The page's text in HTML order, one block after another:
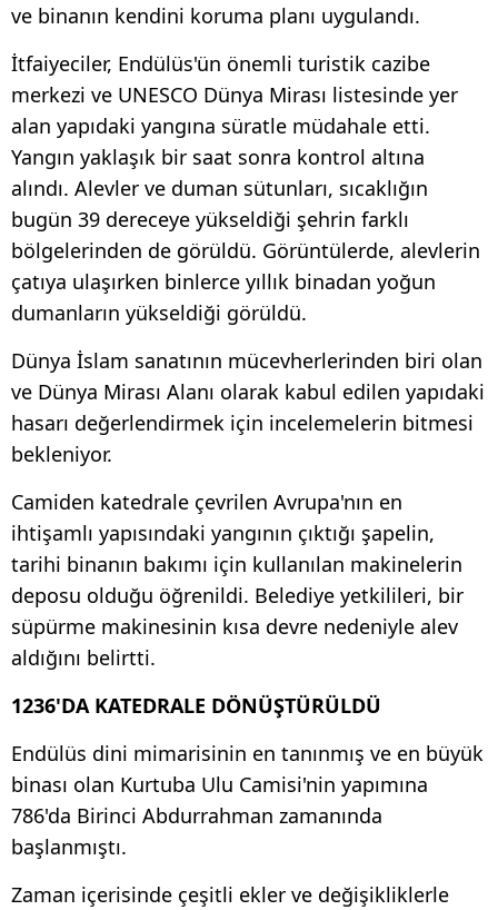
ve binanın kendini koruma planı uygulandı.
İtfaiyeciler, Endülüs'ün önemli turistik cazibe
merkezi ve UNESCO Dünya Mirası listesinde yer
alan yapıdaki yangına süratle müdahale etti.
Yangın yaklaşık bir saat sonra kontrol altına
alındı. Alevler ve duman sütunları, sıcaklığın
bugün 39 dereceye yükseldiği şehrin farklı
bölgelerinden de görüldü. Görüntülerde, alevlerin
çatıya ulaşırken binlerce yıllık binadan yoğun
dumanların yükseldiği görüldü.
Dünya İslam sanatının mücevherlerinden biri olan
ve Dünya Mirası Alanı olarak kabul edilen yapıdaki
hasarı değerlendirmek için incelemelerin bitmesi
bekleniyor.
Camiden katedrale çevrilen Avrupa'nın en
ihtişamlı yapısındaki yangının çıktığı şapelin,
tarihi binanın bakımı için kullanılan makinelerin
deposu olduğu öğrenildi. Belediye yetkilileri, bir
süpürme makinesinin kısa devre nedeniyle alev
aldığını belirtti.
1236'DA KATEDRALE DÖNÜŞTÜRÜLDÜ
Endülüs dini mimarisinin en tanınmış ve en büyük
binası olan Kurtuba Ulu Camisi'nin yapımına
786'da Birinci Abdurrahman zamanında
başlanmıştı.
Zaman içerisinde çeşitli ekler ve değişikliklerle